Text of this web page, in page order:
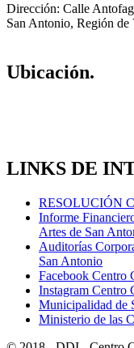
Dirección: Calle
San Antonio, Región de
Ubicación.
LINKS DE
RESOLUCIÓN
Informe
Artes de San
Auditorías
San Antonio
Facebook Centro
Instagram Centro
Municipalidad de
Ministerio de las